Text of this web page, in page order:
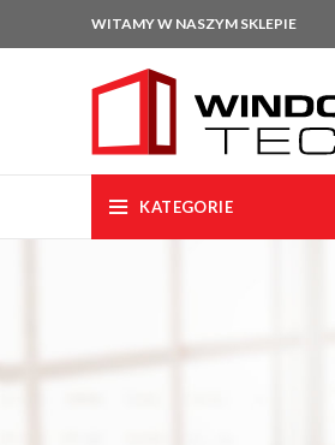
WITAMY W NASZYM SKLEPIE
KATEGORIE